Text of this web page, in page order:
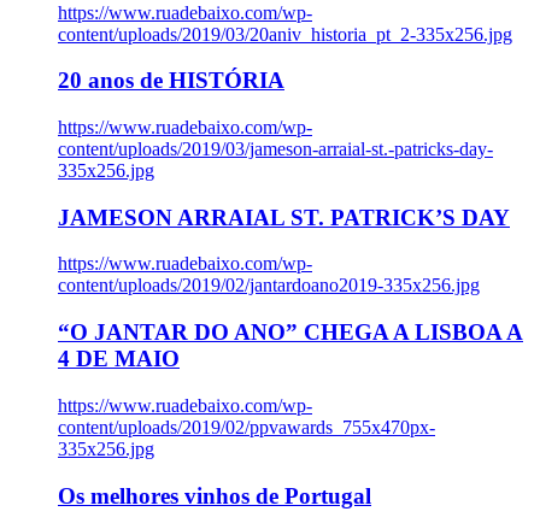
https://www.ruadebaixo.com/wp-
content/uploads/2019/03/20aniv_historia_pt_2-335x256.jpg
20 anos de HISTÓRIA
https://www.ruadebaixo.com/wp-
content/uploads/2019/03/jameson-arraial-st.-patricks-day-
335x256.jpg
JAMESON ARRAIAL ST. PATRICK’S DAY
https://www.ruadebaixo.com/wp-
content/uploads/2019/02/jantardoano2019-335x256.jpg
“O JANTAR DO ANO” CHEGA A LISBOA A
4 DE MAIO
https://www.ruadebaixo.com/wp-
content/uploads/2019/02/ppvawards_755x470px-
335x256.jpg
Os melhores vinhos de Portugal